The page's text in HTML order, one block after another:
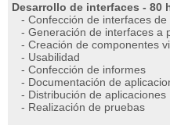
Desarrollo de interfaces - 80
- Confección de interfaces de
- Generación de interfaces a
- Creación de componentes
- Usabilidad
- Confección de informes
- Documentación de
- Distribución de aplicaciones
- Realización de pruebas